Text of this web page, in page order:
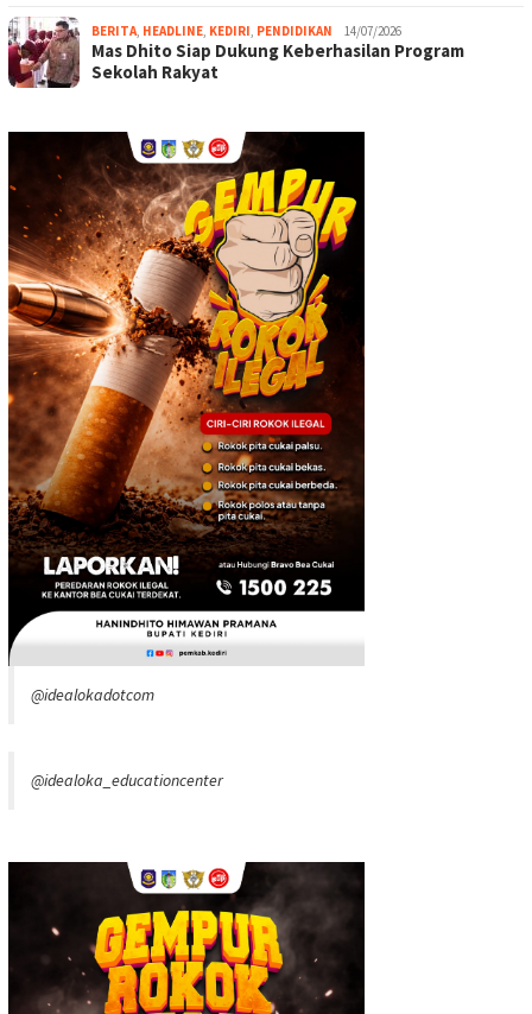
BERITA, HEADLINE, KEDIRI, PENDIDIKAN 14/07/2026
Mas Dhito Siap Dukung Keberhasilan Program
Sekolah Rakyat
@idealokadotcom
@idealoka_educationcenter